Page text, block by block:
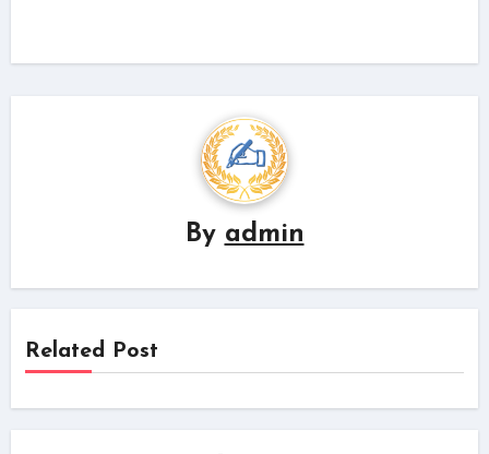
By admin
Related Post